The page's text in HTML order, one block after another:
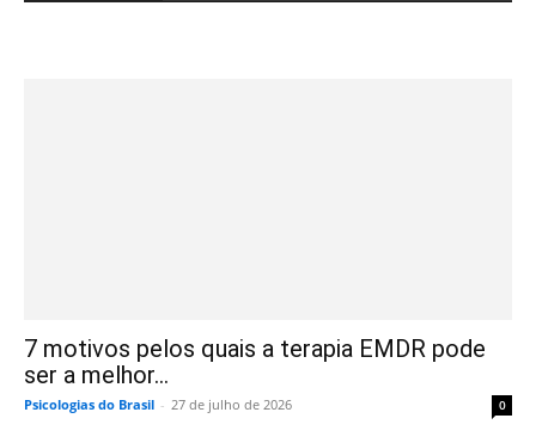
7 motivos pelos quais a terapia EMDR pode
ser a melhor...
Psicologias do Brasil - 27 de julho de 2026 0